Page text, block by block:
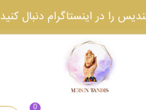
را در اینستاگرام دنبال کنید
0